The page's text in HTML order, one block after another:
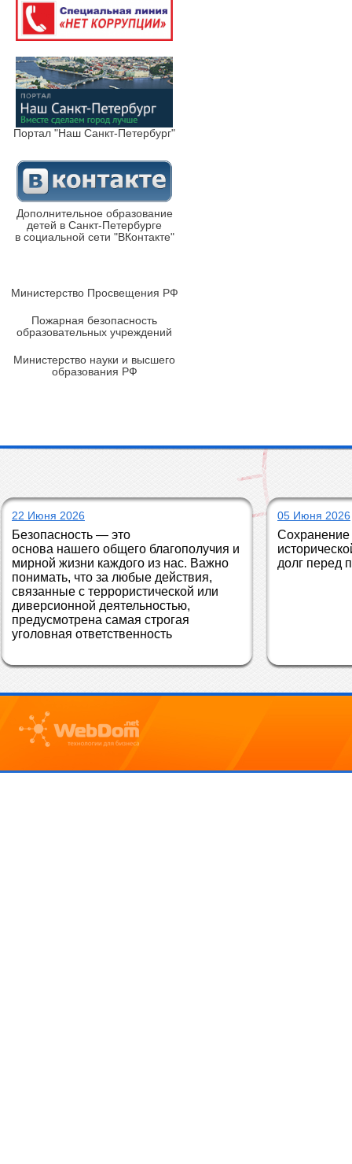
Портал "Наш Санкт-Петербург"
Дополнительное образование
детей в Санкт-Петербурге
в социальной сети "ВКонтакте"
Министерство Просвещения РФ
Пожарная безопасность
образовательных учреждений
Министерство науки и высшего
образования РФ
22 Июня 2026
Безопасность — это
основа нашего общего благополучия и
мирной жизни каждого из нас. Важно
понимать, что за любые действия,
связанные с террористической или
диверсионной деятельностью,
предусмотрена самая строгая
уголовная ответственность
05 Июня 2026
Сохранение
долг перед